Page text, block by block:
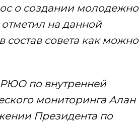
о создании
на данной
состав совета как можно
РЮО по внутренней
мониторинга Алан
Президента по